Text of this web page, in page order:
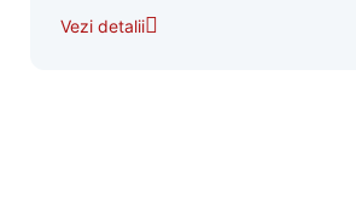
Vezi detalii